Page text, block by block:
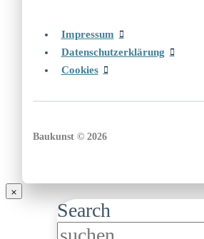
Impressum
Datenschutzerklärung
Cookies
Baukunst © 2026
Search